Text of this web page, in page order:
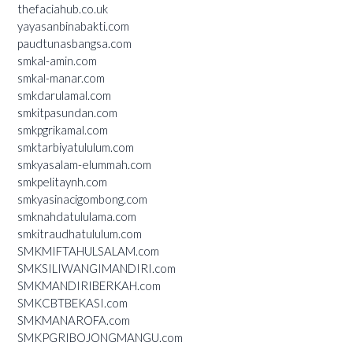
thefaciahub.co.uk
yayasanbinabakti.com
paudtunasbangsa.com
smkal-amin.com
smkal-manar.com
smkdarulamal.com
smkitpasundan.com
smkpgrikamal.com
smktarbiyatululum.com
smkyasalam-elummah.com
smkpelitaynh.com
smkyasinacigombong.com
smknahdatululama.com
smkitraudhatululum.com
SMKMIFTAHULSALAM.com
SMKSILIWANGIMANDIRI.com
SMKMANDIRIBERKAH.com
SMKCBTBEKASI.com
SMKMANAROFA.com
SMKPGRIBOJONGMANGU.com